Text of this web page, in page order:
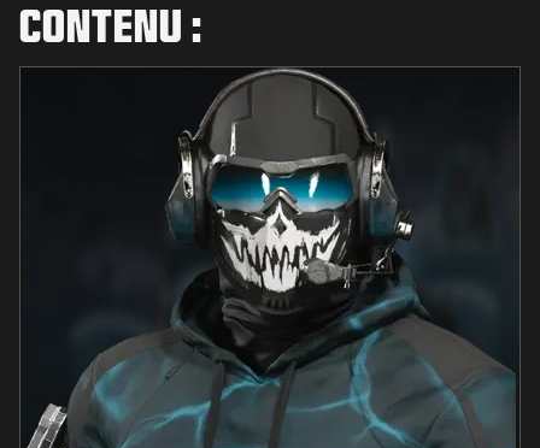
ASSISTANCE
CONNEXION|S'INSCRIRE
CONTENU :